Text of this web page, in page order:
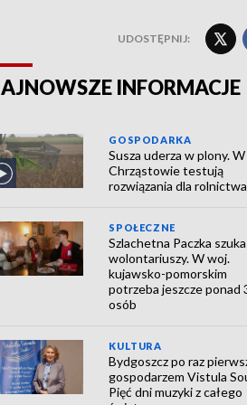
UDOSTĘPNIJ:
INFORMACJE
GOSPODARKA
Susza uderza w plony. W
Chrząstowie testują
rozwiązania dla rolnictwa
SPOŁECZNE
Szlachetna Paczka szuka
wolontariuszy. W woj.
kujawsko-pomorskim
potrzeba jeszcze ponad
osób
KULTURA
Bydgoszcz po raz
gospodarzem Vistula
Pięć dni muzyki z całego